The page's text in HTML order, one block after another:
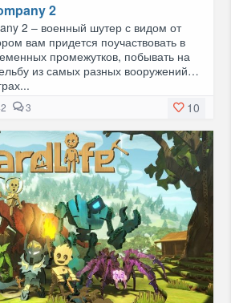
2
2 – военный шутер с видом от
вам придется поучаствовать в
промежутков, побывать на
из самых разных вооружений…
10
3